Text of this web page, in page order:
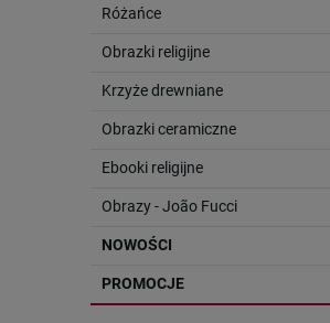
Różańce
Obrazki religijne
Krzyże drewniane
Obrazki ceramiczne
Ebooki religijne
Obrazy - João Fucci
NOWOŚCI
PROMOCJE